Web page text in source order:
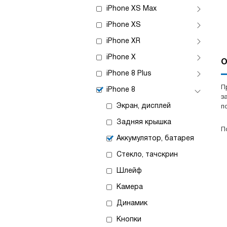
iPhone XS Max
iPhone XS
iPhone XR
iPhone X
iPhone 8 Plus
iPhone 8
Экран, дисплей
Задняя крышка
Аккумулятор, батарея
Стекло, тачскрин
Шлейф
Камера
Динамик
Кнопки